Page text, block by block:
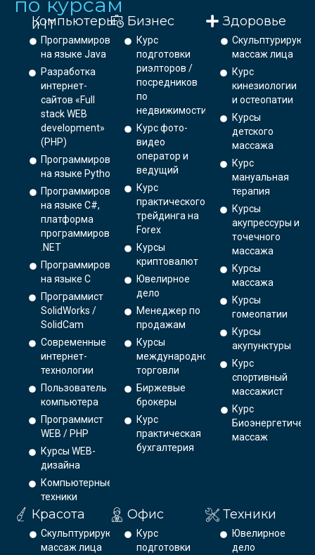
Компьютеры
и IT
Программирование
на языке Java
Разработка
интернет-
сайтов «Full
stack WEB
development»
(PHP)
Программирование
на языке Python.
Программирование
на языке C#,
платформа
программирования
.NET
Программирование
на языке С
Программист
SolidWorks /
SolidCam
Современные
интернет-
технологии
Пользователь
компьютера
Программист
WEB / PHP
Курсы WEB-
дизайна
Компьютерные
техники
Бизнес
Курс
подготовки
риэлторов /
посредников
по
недвижимости
Курс фото-
видео
оператор и
ведущий
Курс
практического
трейдинга на
Forex
Курсы
криптовалют
Ювелирное
дело
Менеджер по
продажам
Курсы
международной
торговли
Биржевые
брокеры
Курс
практическая
бухгалтерия
Здоровье
массаж лица
Курс
кинезиологии
и остеопатии
Курсы
детского
массажа
Курс
мануальная
терапия
Курсы
акупрессуры и
точечного
массажа
Курсы
массажа
Курсы
гомеопатии
Курсы
акупунктуры
Курс
спортивный
массажист
Курс
массаж
Красота
Скульптурирующий
массаж лица
Офис
Курс
подготовки
Техники
Ювелирное
дело